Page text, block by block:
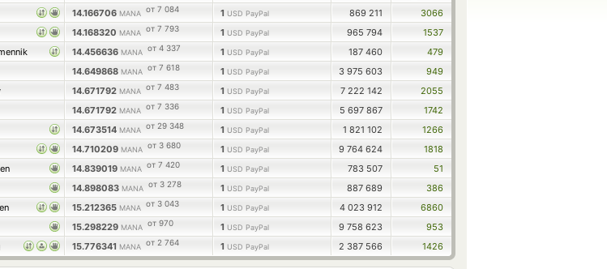
14.166706 MANA от 7 084 1 USD PayPal 869 211
3066
14.168320 MANA от 7 793 1 USD PayPal 965 794
1537
14.456636 MANA от 4 337 1 USD PayPal 187 460
479
14.649868 MANA от 7 618 1 USD PayPal 3 975 603
949
14.671792 MANA от 7 483 1 USD PayPal 7 222 142
2055
14.671792 MANA от 7 336 1 USD PayPal 5 697 867
1742
14.673514 MANA от 29 348 1 USD PayPal 1 821 102
1266
14.710209 MANA от 3 680 1 USD PayPal 9 764 624
1818
14.839019 MANA от 7 420 1 USD PayPal 783 507
51
14.898083 MANA от 3 278 1 USD PayPal 887 689
386
15.212365 MANA от 3 043 1 USD PayPal 4 023 912
6860
15.298229 MANA от 970 1 USD PayPal 9 758 623
953
15.776341 MANA от 2 764 1 USD PayPal 2 387 566 1426